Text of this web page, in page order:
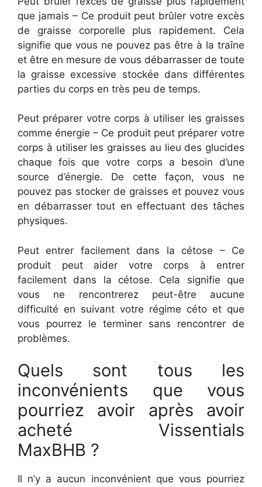
que jamais – Ce produit peut brûler votre excès
de graisse corporelle plus rapidement. Cela
signifie que vous ne pouvez pas être à la traîne
et être en mesure de vous débarrasser de toute
la graisse excessive stockée dans différentes
parties du corps en très peu de temps.
Peut préparer votre corps à utiliser les graisses
comme énergie – Ce produit peut préparer votre
corps à utiliser les graisses au lieu des glucides
chaque fois que votre corps a besoin d’une
source d’énergie. De cette façon, vous ne
pouvez pas stocker de graisses et pouvez vous
en débarrasser tout en effectuant des tâches
physiques.
Peut entrer facilement dans la cétose – Ce
produit peut aider votre corps à entrer
facilement dans la cétose. Cela signifie que
vous ne rencontrerez peut-être aucune
difficulté en suivant votre régime céto et que
vous pourrez le terminer sans rencontrer de
problèmes.
Quels sont tous les
inconvénients que vous
pourriez avoir après avoir
acheté Vissentials
MaxBHB ?
Il n’y a aucun inconvénient que vous pourriez